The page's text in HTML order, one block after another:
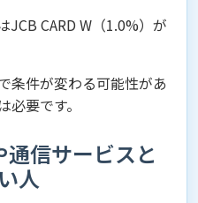
CARD W（1.0%）が
条件が変わる可能性があ
要です。
信サービスと
人